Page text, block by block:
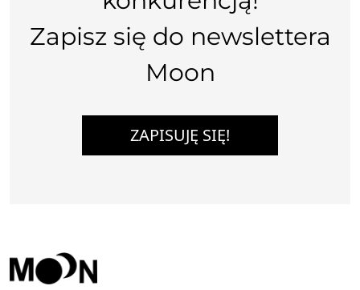
Zapisz się do newslettera
Moon
ZAPISUJĘ SIĘ!